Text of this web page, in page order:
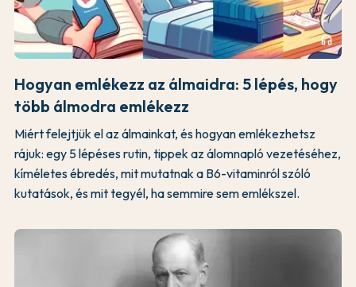
headphones
Hogyan emlékezz az álmaidra: 5 lépés, hogy
több álmodra emlékezz
Miért felejtjük el az álmainkat, és hogyan emlékezhetsz
rájuk: egy 5 lépéses rutin, tippek az álomnapló vezetéséhez,
kíméletes ébredés, mit mutatnak a B6-vitaminról szóló
kutatások, és mit tegyél, ha semmire sem emlékszel.